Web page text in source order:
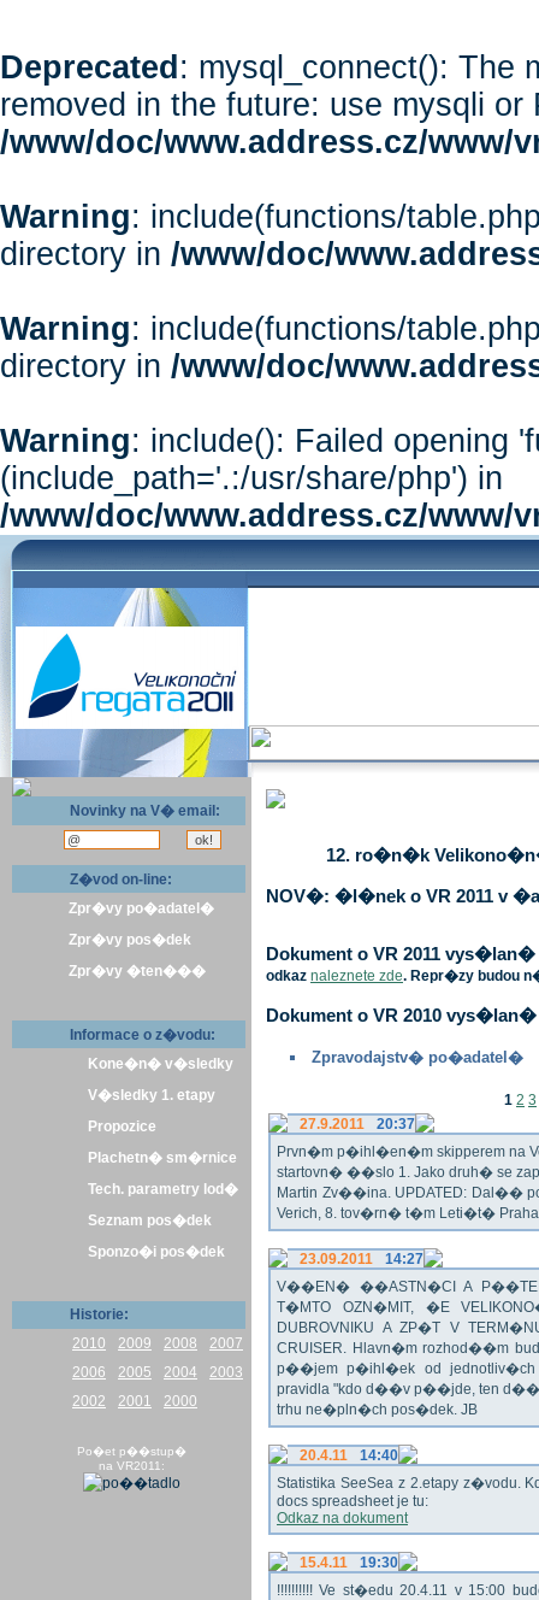
Deprecated : mysql_connect(): The
removed in the future: use mysqli or
/www/doc/www.address.cz/www/
Warning: include(functions/
directory in /www/doc/
Warning: include(functions/
directory in /www/doc/
Warning: include(): Failed opening
(include_path='.:/usr/share/php') in
/www/doc/www.address.cz/www/
Novinky na V� email:
Z�vod on-line:
Zpr�vy po�adatel�
Zpr�vy pos�dek
Zpr�vy �ten���
Informace o z�vodu:
Kone�n� v�sledky
V�sledky 1. etapy
Propozice
Plachetn� sm�rnice
Tech. parametry lod�
Seznam pos�dek
Sponzo�i pos�dek
Historie:
2010
2009 2008
2007
2006
2005 2004
2003
2002
2001 2000
Po�et p��stup�
na VR2011:
12. ro�n�k
NOV�: �l�nek o VR 2011 v
Dokument o VR 2011
odkaz naleznete zde. Repr�zy budou
Dokument o VR 2010
Zpravodajstv� po�adatel�
1 2 3
27.9.2011
20:37
Prvn�m p�ihl�en�m skipperem na
startovn� ��slo 1. Jako druh� se
Martin Zv��ina. UPDATED: Dal��
Verich, 8. tov�rn� t�m Leti�t� Praha
23.09.2011
14:27
V��EN� ��ASTN�CI A
T�MTO OZN�MIT, �E
DUBROVNIKU A ZP�T V
CRUISER. Hlavn�m rozhod��m
p��jem p�ihl�ek od
pravidla "kdo d��v p��jde, ten
trhu ne�pln�ch pos�dek. JB
20.4.11
14:40
Statistika SeeSea z 2.etapy z�vodu.
docs spreadsheet je tu:
Odkaz na dokument
15.4.11
19:30
!!!!!!!!!! Ve st�edu 20.4.11 v 15:00